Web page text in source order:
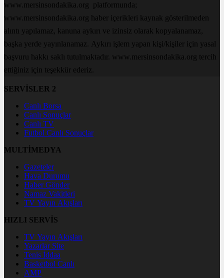
www.mersinsondakika.org platformunda;
www.mersinsondakika.org haber içerikleri kaynak gösterilmeden
alıntı yapılamaz, kanuna aykırı ve izinsiz olarak kopyalanamaz,
başka yerde yayınlanamaz. Aykırı işlem yapan kişi/kişiler için yasal
başvuru hakkı saklı tutulmaktadır. www.mersinsondakika.org tercih
ettiğiniz için teşekkür ederiz.
SERVİSLER 2
Canlı Borsa
Canlı Sonuçlar
Canlı TV
Futbol Canlı Sonuçlar
MULTİMEDYA
Gazeteler
Hava Durumu
Haber Gönder
Namaz Vakitleri
TV Yayın Akışları
HIZLI SERVİS
TV Yayın Akışları
Yazarlar Site
Tenis İddaa
Basketbol Canlı
AMP